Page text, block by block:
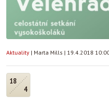
Aktuality | Marta Mills | 19.4.2018
18
4